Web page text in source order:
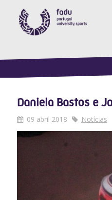
Daniela Bastos e
09 abril 2018 Notícias